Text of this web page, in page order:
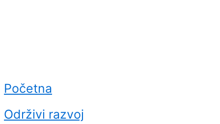
Početna
Održivi razvoj